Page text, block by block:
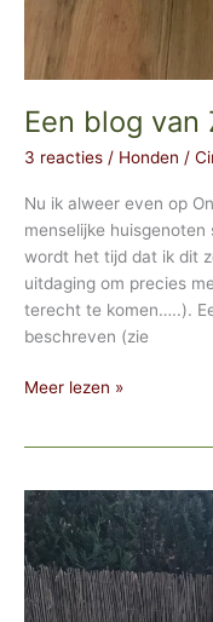
Een blog van
3 reacties / Honden /
Nu ik alweer even op
menselijke
wordt het tijd dat ik dit
uitdaging om precies
terecht te komen…..).
beschreven (zie
Een
Meer lezen »